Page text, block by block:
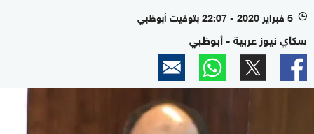
l 5 فبراير 2020 - 22:07 بتوقيت أبوظبي
سكاي نيوز عربية - أبوظبي